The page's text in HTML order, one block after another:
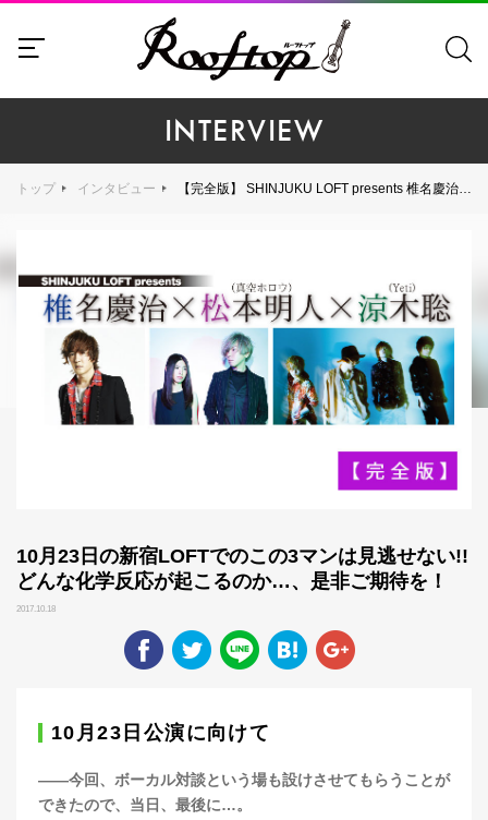
INTERVIEW
トップ インタビュー 【完全版】 SHINJUKU LOFT presents 椎名慶治×松本明人（真空ホロウ）×涼木聡（Yeti）（web Rooftop2017年10月号）
10月23日の新宿LOFTでのこの3マンは見逃せない!!
どんな化学反応が起こるのか…、是非ご期待を！
2017.10.18
10 月23 日公演に向けて
——今回、ボーカル対談という場も設けさせてもらうことが
できたので、当日、最後に…。